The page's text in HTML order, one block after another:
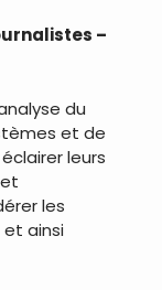
–
du
et de
leurs
les
et ainsi